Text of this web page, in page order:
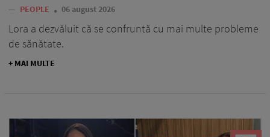
— PEOPLE 06 august 2026
Lora a dezvăluit că se confruntă cu mai multe probleme
de sănătate.
+ MAI MULTE